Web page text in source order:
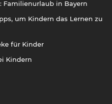
Familienurlaub in Bayern
um Kindern das Lernen zu
für Kinder
Kindern